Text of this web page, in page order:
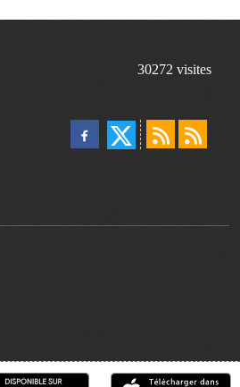
30272 visites